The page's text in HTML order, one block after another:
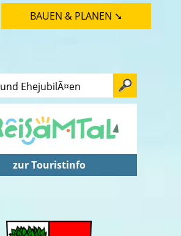
BAUEN & PLANEN ➘
zur Touristinfo